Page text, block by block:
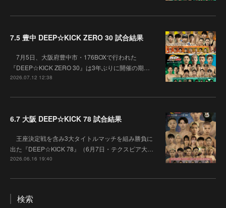
7.5 豊中 DEEP☆KICK ZERO 30 試合結果
7月5日、大阪府豊中市・176BOXで行われた
『DEEP☆KICK ZERO 30』は3年ぶりに開催の期…
2026.07.12 12:38
6.7 大阪 DEEP☆KICK 78 試合結果
王座決定戦を含み3大タイトルマッチを組み勝負に
出た『DEEP☆KICK 78』（6月7日・テクスピア大…
2026.06.16 19:40
検索